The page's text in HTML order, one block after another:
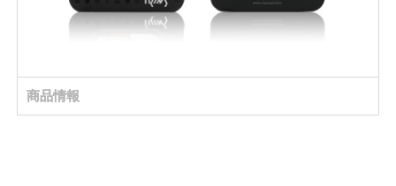
商品情報